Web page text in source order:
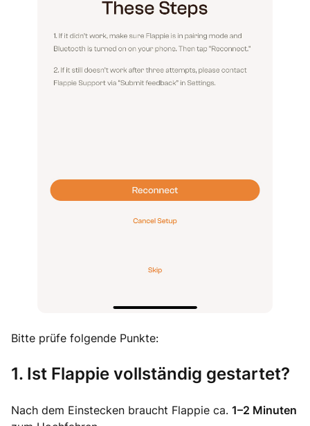
Bitte prüfe folgende Punkte:
1. Ist Flappie vollständig gestartet?
Nach dem Einstecken braucht Flappie ca. 1–2 Minuten